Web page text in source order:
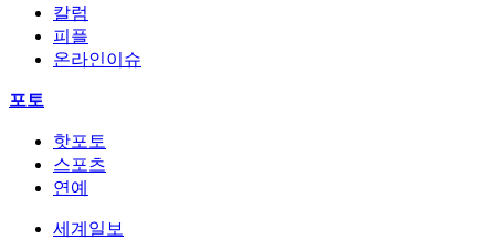
칼럼
피플
온라인이슈
포토
핫포토
스포츠
연예
세계일보